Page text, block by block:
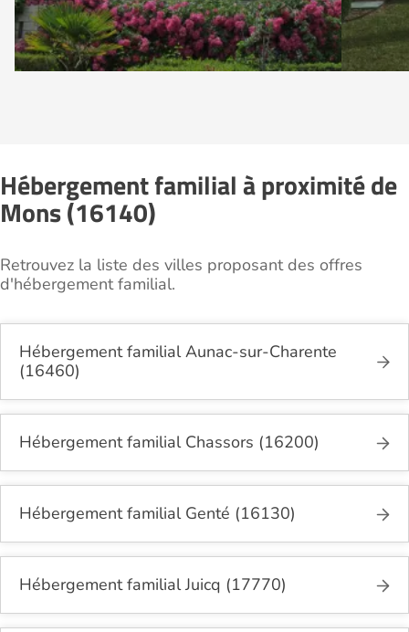
Hébergement familial à proximité de
Mons (16140)
Retrouvez la liste des villes proposant des offres
d'hébergement familial.
Hébergement familial Aunac-sur-Charente
(16460)
Hébergement familial Chassors (16200)
Hébergement familial Genté (16130)
Hébergement familial Juicq (17770)